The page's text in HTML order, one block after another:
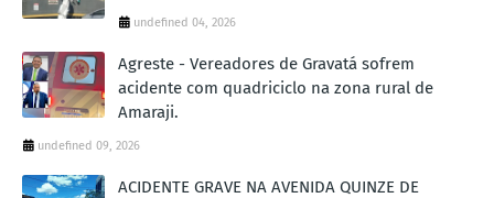
undefined 04, 2026
Agreste - Vereadores de Gravatá sofrem
acidente com quadriciclo na zona rural de
Amaraji.
undefined 09, 2026
ACIDENTE GRAVE NA AVENIDA QUINZE DE